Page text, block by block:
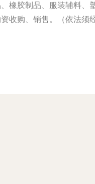
橡胶制品、服装辅料、
收购、销售。（依法须